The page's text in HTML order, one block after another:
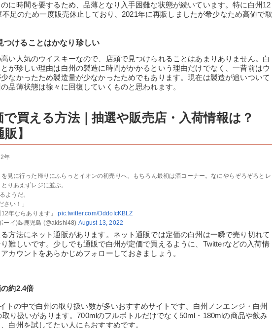
に時間を要するため、品薄となり入手困難な状態が続いています。特に白州12
足のため一度販売休止しており、2021年に再販しましたが希少なため高値で取
つけることはかなり珍しい
い人気のウイスキーなので、店頭で見つけられることはあまりありません。白
が珍しい理由は白州の製造に時間がかかるという理由だけでなく、一昔前はウ
なかったため製造量が少なかったためでもあります。現在は製造が追いついて
品薄状態は徐々に回復していくものと思われます。
買える方法｜抽選や販売店・入荷情報は？
】
年
見に行った帰りにふらっとイオンの初売りへ。もちろん最初は酒コーナー。なにやらぞろぞろとレ
りあえずレジに並ぶ。
ようだ。
い！」
12年ならあります」pic.twitter.com/DddoIcKBLZ
ーイ)🦢鹿児島 (@akishi48) August 13, 2022
方法にネット通販があります。ネット通販では定価の白州は一瞬で売り切れて
難しいです。少しでも通販で白州が定価で買えるように、Twitterなどの入荷情
カウントをあらかじめフォローしておきましょう。
約2.4倍
トの中で白州の取り扱い数が多いおすすめサイトです。白州ノンエンジ・白州
取り扱いがあります。700mlのフルボトルだけでなく50ml・180mlの商品や飲み
白州を試してたい人にもおすすめです。